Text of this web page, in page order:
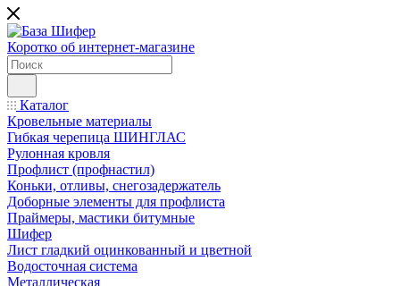
Коротко об интернет-магазине
Каталог
Кровельные материалы
Гибкая черепица ШИНГЛАС
Рулонная кровля
Профлист (профнастил)
Коньки, отливы, снегозадержатель
Доборные элементы для профлиста
Праймеры, мастики битумные
Шифер
Лист гладкий оцинкованный и цветной
Водосточная система
Металлическая